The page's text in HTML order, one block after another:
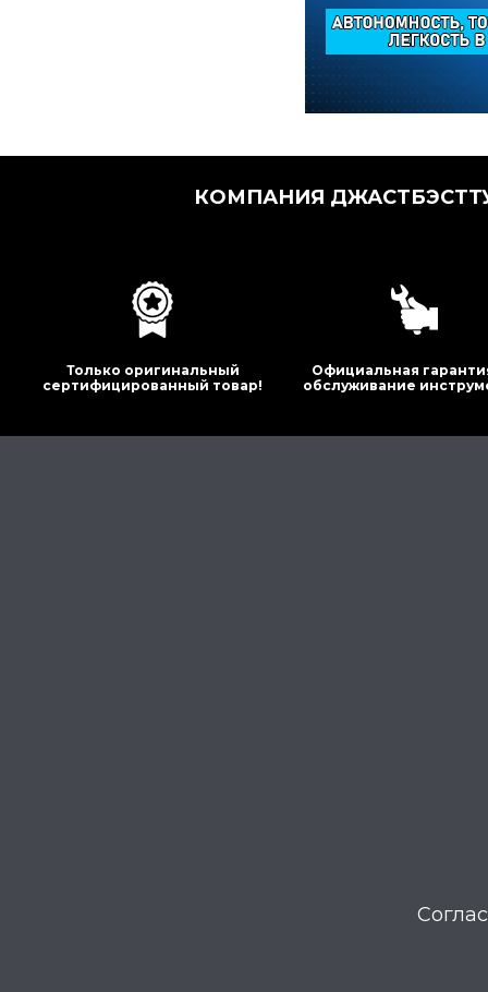
КОМПАНИЯ
Только оригинальный
сертифицированный товар!
Официальная
обслуживание